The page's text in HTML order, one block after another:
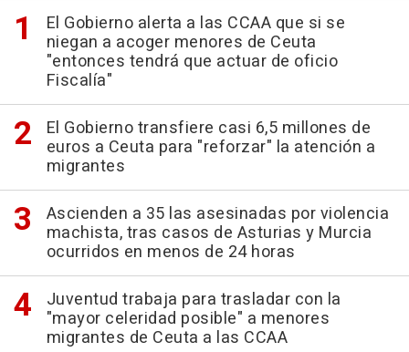
El Gobierno alerta a las CCAA que si se
niegan a acoger menores de Ceuta
"entonces tendrá que actuar de oficio
Fiscalía"
El Gobierno transfiere casi 6,5 millones de
euros a Ceuta para "reforzar" la atención a
migrantes
Ascienden a 35 las asesinadas por violencia
machista, tras casos de Asturias y Murcia
ocurridos en menos de 24 horas
Juventud trabaja para trasladar con la
"mayor celeridad posible" a menores
migrantes de Ceuta a las CCAA